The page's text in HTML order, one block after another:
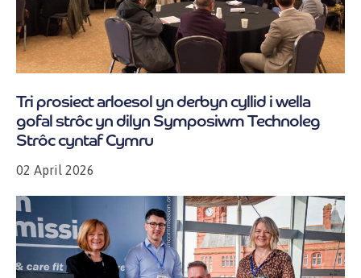
Tri prosiect arloesol yn derbyn cyllid i wella
gofal strôc yn dilyn Symposiwm Technoleg
Strôc cyntaf Cymru
02 April 2026